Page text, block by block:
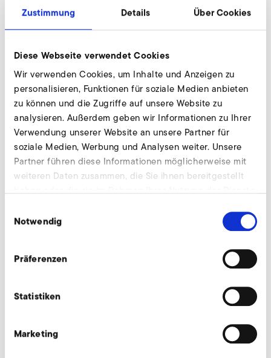
Zustimmung Details Über Cookies
Diese Webseite verwendet Cookies
Wir verwenden Cookies, um Inhalte und Anzeigen zu
personalisieren, Funktionen für soziale Medien anbieten
zu können und die Zugriffe auf unsere Website zu
analysieren. Außerdem geben wir Informationen zu Ihrer
Verwendung unserer Website an unsere Partner für
soziale Medien, Werbung und Analysen weiter. Unsere
Partner führen diese Informationen möglicherweise mit
weiteren Daten zusammen, die Sie ihnen bereitgestellt
Notwendig
Präferenzen
Statistiken
Marketing
AirKnife anfragen
Wir beraten individuell und nach Bedarf. Unsere
Jetzt anfragen
Weiteres Zubehör für SD 820